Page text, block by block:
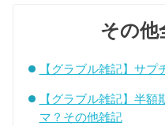
その他
【グラブル雑記】サ
【グラブル雑記】半
マ？その他雑記